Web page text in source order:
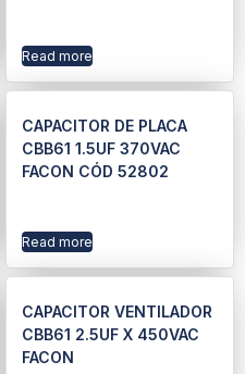
Read more
CAPACITOR DE PLACA
CBB61 1.5UF 370VAC
FACON CÓD 52802
Read more
CAPACITOR VENTILADOR
CBB61 2.5UF X 450VAC
FACON